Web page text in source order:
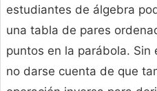
estudiantes de álgebra
una tabla de pares
puntos en la parábola. Sin
no darse cuenta de que